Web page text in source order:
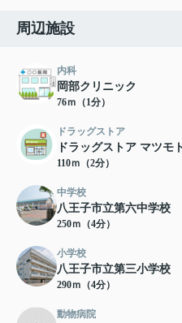
周辺施設
内科
岡部クリニック
76ｍ（1分）
ドラッグストア
ドラッグストア マツモ
110ｍ（2分）
中学校
八王子市立第六中学校
250ｍ（4分）
小学校
八王子市立第三小学校
290ｍ（4分）
動物病院